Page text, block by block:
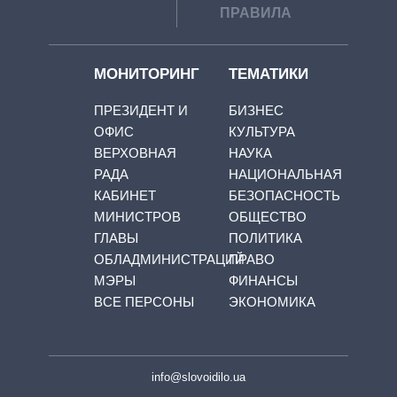
ПРАВИЛА
МОНИТОРИНГ
ПРЕЗИДЕНТ И
ОФИС
ВЕРХОВНАЯ
РАДА
КАБИНЕТ
МИНИСТРОВ
ГЛАВЫ
ОБЛАДМИНИСТРАЦИЙ
МЭРЫ
ВСЕ ПЕРСОНЫ
ТЕМАТИКИ
БИЗНЕС
КУЛЬТУРА
НАУКА
НАЦИОНАЛЬНАЯ
БЕЗОПАСНОСТЬ
ОБЩЕСТВО
ПОЛИТИКА
ПРАВО
ФИНАНСЫ
ЭКОНОМИКА
info@slovoidilo.ua